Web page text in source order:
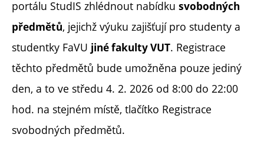
portálu StudIS zhlédnout nabídku svobodných
předmětů, jejichž výuku zajišťují pro studenty a
studentky FaVU jiné fakulty VUT. Registrace
těchto předmětů bude umožněna pouze jediný
den, a to ve středu 4. 2. 2026 od 8:00 do 22:00
hod. na stejném místě, tlačítko Registrace
svobodných předmětů.